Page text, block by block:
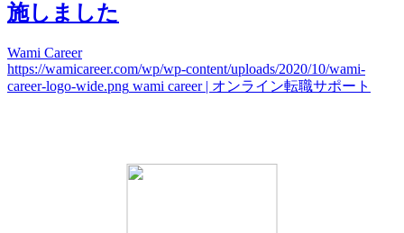
施しました
Wami Career
https://wamicareer.com/wp/wp-content/uploads/2020/10/wami-
career-logo-wide.png wami career | オンライン転職サポート